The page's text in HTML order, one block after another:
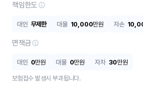
책임한도
대인 무제한 대물 10,000만원 자손
면책금
대인 0만원 대물 0만원 자차 30만원
보험접수 발생시 부과됩니다.